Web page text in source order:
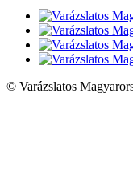
© Varázslatos